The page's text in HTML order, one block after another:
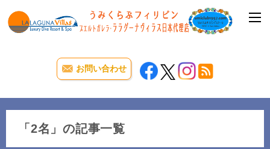
お問い合わせ
「2名」の記事一覧